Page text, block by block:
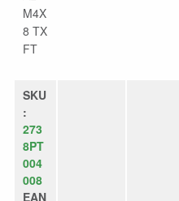
M4X
8 TX
FT
SKU
:
273
8PT
004
008
EAN